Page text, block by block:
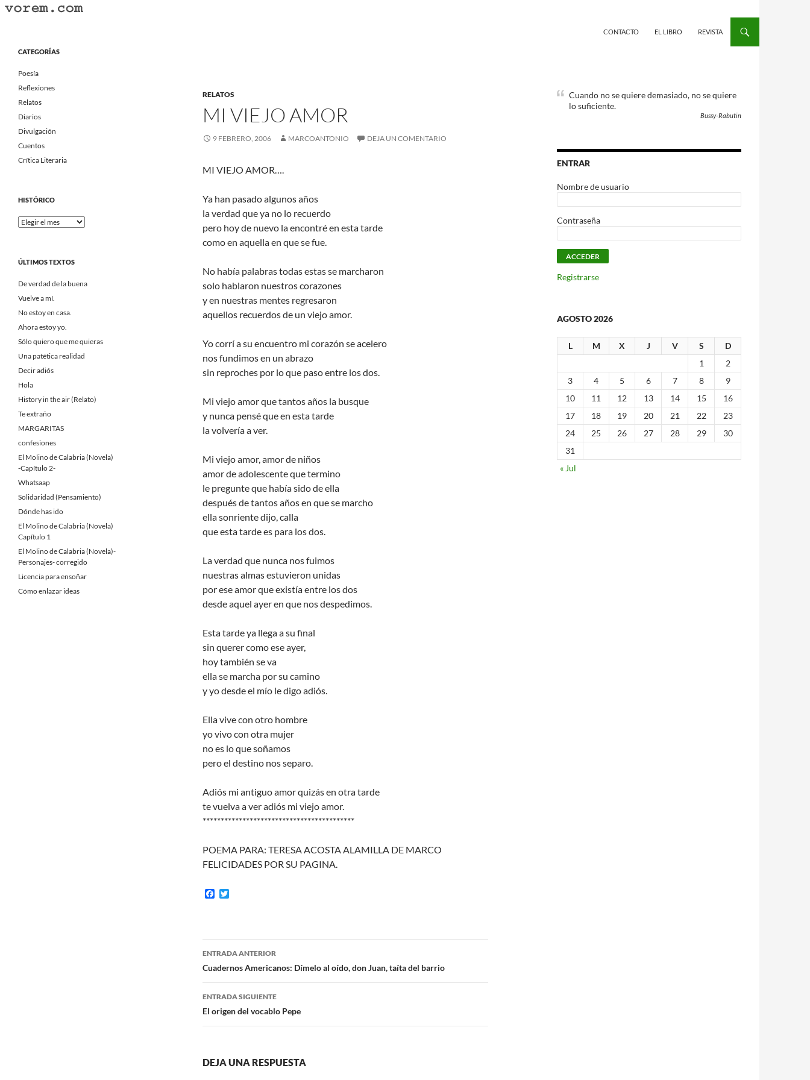
Saltar
CONTACTO EL LIBRO REVISTA
RELATOS
MI VIEJO AMOR
9 FEBRERO, 2006 MARCOANTONIO DEJA UN COMENTARIO
MI VIEJO AMOR….
Ya han pasado algunos años
la verdad que ya no lo recuerdo
pero hoy de nuevo la encontré en esta tarde
como en aquella en que se fue.
No había palabras todas estas se marcharon
solo hablaron nuestros corazones
y en nuestras mentes regresaron
aquellos recuerdos de un viejo amor.
Yo corrí a su encuentro mi corazón se acelero
nos fundimos en un abrazo
sin reproches por lo que paso entre los dos.
Mi viejo amor que tantos años la busque
y nunca pensé que en esta tarde
la volvería a ver.
Mi viejo amor, amor de niños
amor de adolescente que termino
le pregunte que había sido de ella
después de tantos años en que se marcho
ella sonriente dijo, calla
que esta tarde es para los dos.
La verdad que nunca nos fuimos
nuestras almas estuvieron unidas
por ese amor que existía entre los dos
desde aquel ayer en que nos despedimos.
Esta tarde ya llega a su final
sin querer como ese ayer,
hoy también se va
ella se marcha por su camino
y yo desde el mío le digo adiós.
Ella vive con otro hombre
yo vivo con otra mujer
no es lo que soñamos
pero el destino nos separo.
Adiós mi antiguo amor quizás en otra tarde
te vuelva a ver adiós mi viejo amor.
******************************************
POEMA PARA: TERESA ACOSTA ALAMILLA DE MARCO
FELICIDADES POR SU PAGINA.
F
o
o
e
r
Navegación
de
entradas
ENTRADA ANTERIOR
Cuadernos Americanos: Dímelo al oído, don Juan, taíta del barrio
ENTRADA SIGUIENTE
El origen del vocablo Pepe
DEJA UNA RESPUESTA
Cuando no se quiere demasiado, no se quiere
lo suficiente.
Bussy-Rabutin
ENTRAR
Nombre de usuario
Contraseña
Registrarse
AGOSTO 2026
L M X J V S
D
1
2
3
4 5 6 7 8
9
10
11 12 13 14 15
16
17
18 19 20 21 22
23
24
25 26 27 28 29
30
31
« Jul
Portal Literario Independiente
CATEGORÍAS
Poesía
Reflexiones
Relatos
Diarios
Divulgación
Cuentos
Crítica Literaria
HISTÓRICO
Histórico
ÚLTIMOS TEXTOS
De verdad de la buena
Vuelve a mí.
No estoy en casa.
Ahora estoy yo.
Sólo quiero que me quieras
Una patética realidad
Decir adiós
Hola
History in the air (Relato)
Te extraño
MARGARITAS
confesiones
El Molino de Calabria (Novela)
-Capítulo 2-
Whatsaap
Solidaridad (Pensamiento)
Dónde has ido
El Molino de Calabria (Novela)
Capítulo 1
El Molino de Calabria (Novela)-
Personajes- corregido
Licencia para ensoñar
Cómo enlazar ideas